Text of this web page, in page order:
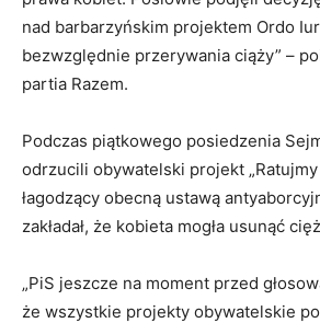
nad barbarzyńskim projektem Ordo
bezwzględnie przerywania ciąży” –
partia Razem.
Podczas piątkowego posiedzenia
odrzucili obywatelski projekt „Ratujmy
łagodzący obecną ustawą
zakładał, że kobieta mogła usunąć
„PiS jeszcze na moment przed
że wszystkie projekty obywatelskie